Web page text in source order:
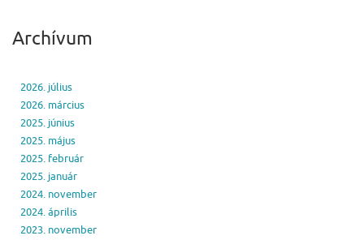
Archívum
2026. július
2026. március
2025. június
2025. május
2025. február
2025. január
2024. november
2024. április
2023. november